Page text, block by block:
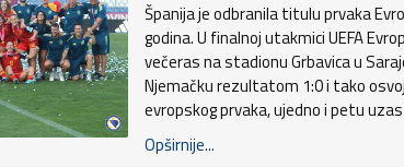
Španija je odbranila titulu prvaka
godina. U finalnoj utakmici UEFA
večeras na stadionu Grbavica u
Njemačku rezultatom 1:0 i tako
evropskog prvaka, ujedno i petu
Opširnije...